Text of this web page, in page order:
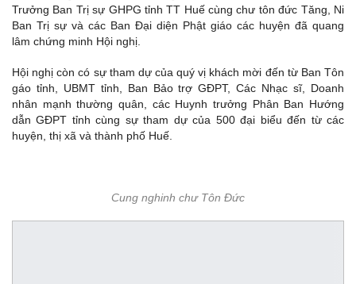
Trưởng Ban Trị sự GHPG tỉnh TT Huế cùng chư tôn đức Tăng, Ni
Ban Trị sự và các Ban Đại diện Phật giáo các huyện đã quang
lâm chứng minh Hội nghị.
Hội nghị còn có sự tham dự của quý vị khách mời đến từ Ban Tôn
gáo tỉnh, UBMT tỉnh, Ban Bảo trợ GĐPT, Các Nhạc sĩ, Doanh
nhân mạnh thường quân, các Huynh trưởng Phân Ban Hướng
dẫn GĐPT tỉnh cùng sự tham dự của 500 đại biểu đến từ các
huyện, thị xã và thành phố Huế.
Cung nghinh chư Tôn Đức